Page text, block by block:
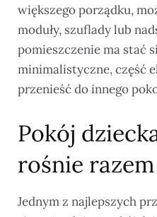
większego porządku,
moduły, szuflady lub
pomieszczenie ma stać
minimalistyczne, część
przenieść do innego
Pokój
rośnie
Jednym z najlepszych